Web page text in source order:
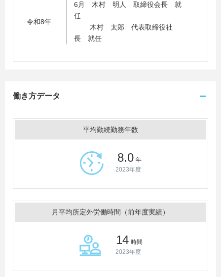
令和8年
6月 木村 明人 取締役会長 就
任
木村 太郎 代表取締役社
長 就任
働き方データ
平均勤続勤務年数
8.0 年
2023年度
月平均所定外労働時間（前年度実績）
14 時間
2023年度